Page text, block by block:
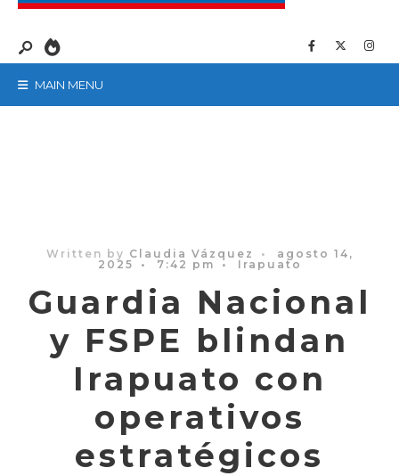
MAIN MENU
Written by Claudia Vázquez •
agosto 14,
2025
• 7:42 pm • Irapuato
Guardia Nacional
y FSPE blindan
Irapuato con
operativos
estratégicos